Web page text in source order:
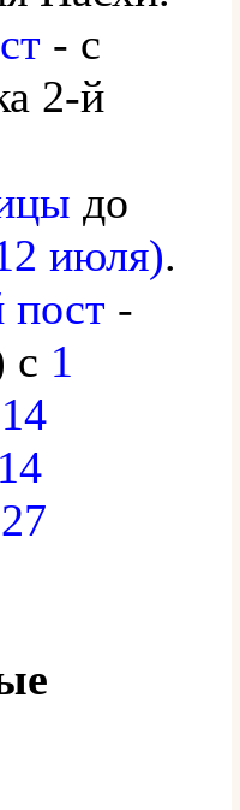
- с
2-й
до
июля).
пост -
с 1
14